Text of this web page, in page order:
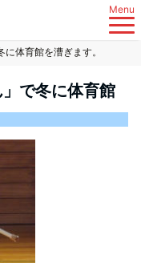
Menu
体育館を漕ぎます。
で冬に体育館